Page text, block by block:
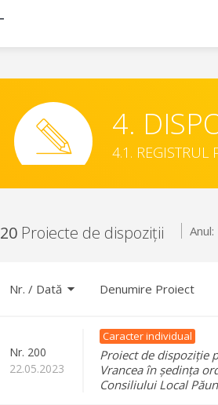
4.
4.1. REGISTRUL
20 Proiecte de dispoziții Anul:
Nr. / Dată Denumire Proiect
Nr. 200
22.05.2023
Caracter individual
Proiect de dispoziție
Vrancea în ședința
Consiliului Local